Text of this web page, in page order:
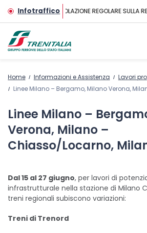
Vai al contenuto principale
InfotrafficoCIRCOLAZIONE REGOLARE SULLA
Home Informazioni e Assistenza
Lavori
Linee Milano – Bergamo, Milano Verona, Milano –
Linee Milano –
Verona, Milano –
Chiasso/Locarno,
Dal 15 al 27 giugno, per lavori di
infrastrutturale nella stazione di Milano
treni regionali subiscono variazioni:
Treni di Trenord